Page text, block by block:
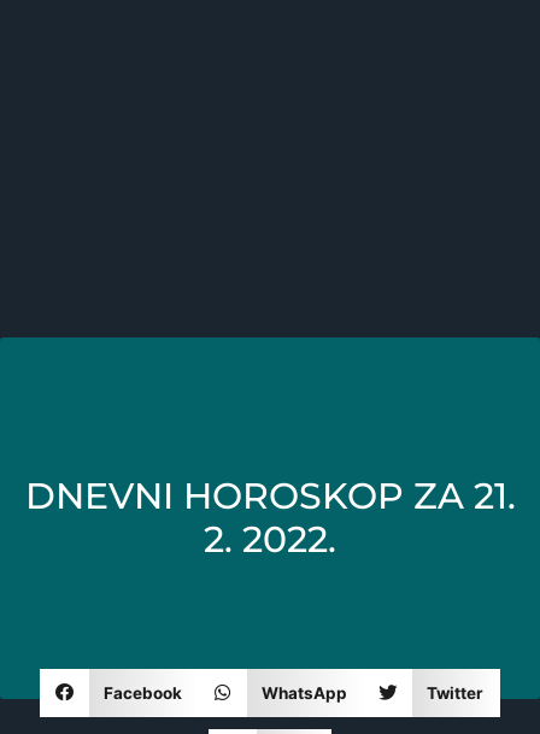
DNEVNI HOROSKOP ZA 21.
2. 2022.
Facebook WhatsApp Twitter